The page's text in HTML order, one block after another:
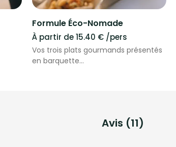
Formule Éco-Nomade
À partir de 15.40 € /pers
Vos trois plats gourmands présentés
en barquette
Avis (11)